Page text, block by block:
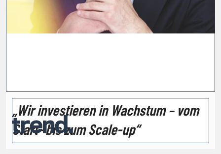
„Wir investieren in Wachstum – vom
Start- bis zum Scale-up“